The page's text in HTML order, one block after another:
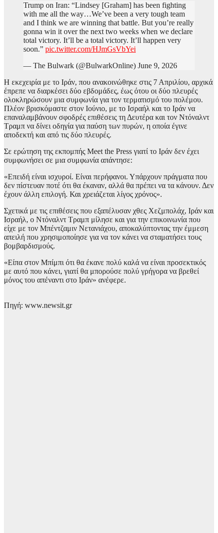
Trump on Iran: “Lindsey [Graham] has been fighting
with me all the way…We’ve been a very tough team
and I think we are winning that battle. But you’re really
gonna win it over the next two weeks when we declare
total victory. It’ll be a total victory. It’ll happen very
soon.” pic.twitter.com/HJmGsVbYei
— The Bulwark (@BulwarkOnline) June 9, 2026
Η εκεχειρία με το Ιράν, που ανακοινώθηκε στις 7 Απριλίου, αρχικά
έπρεπε να διαρκέσει δύο εβδομάδες, έως ότου οι δύο πλευρές
ολοκληρώσουν μια συμφωνία για τον τερματισμό του πολέμου.
Πλέον βρισκόμαστε στον Ιούνιο, με το Ισραήλ και το Ιράν να
επαναλαμβάνουν σφοδρές επιθέσεις τη Δευτέρα και τον Ντόναλντ
Τραμπ να δίνει οδηγία για παύση των πυρών, η οποία έγινε
αποδεκτή και από τις δύο πλευρές.
Σε ερώτηση της εκπομπής Meet the Press γιατί το Ιράν δεν έχει
συμφωνήσει σε μια συμφωνία απάντησε:
«Επειδή είναι ισχυροί. Είναι περήφανοι. Υπάρχουν πράγματα που
δεν πίστευαν ποτέ ότι θα έκαναν, αλλά θα πρέπει να τα κάνουν. Δεν
έχουν άλλη επιλογή. Και χρειάζεται λίγος χρόνος».
Σχετικά με τις επιθέσεις που εξαπέλυσαν χθες Χεζμπολάχ, Ιράν και
Ισραήλ, ο Ντόναλντ Τραμπ μίλησε και για την επικοινωνία που
είχε με τον Μπέντζαμιν Νετανιάχου, αποκαλύπτοντας την έμμεση
απειλή που χρησιμοποίησε για να τον κάνει να σταματήσει τους
βομβαρδισμούς.
«Είπα στον Μπίμπι ότι θα έκανε πολύ καλά να είναι προσεκτικός
με αυτό που κάνει, γιατί θα μπορούσε πολύ γρήγορα να βρεθεί
μόνος του απέναντι στο Ιράν» ανέφερε.
Πηγή: www.newsit.gr